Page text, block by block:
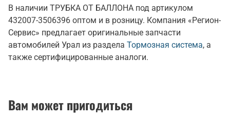
В наличии ТРУБКА ОТ БАЛЛОНА под артикулом
432007-3506396 оптом и в розницу. Компания «Регион-
Сервис» предлагает оригинальные запчасти
автомобилей Урал из раздела Тормозная система, а
также сертифицированные аналоги.
Вам может пригодиться